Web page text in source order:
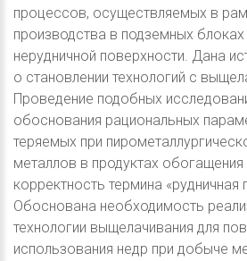
процессов, осуществляемых в
производства в подземных
нерудничной поверхности. Дана
о становлении технологий с
Проведение подобных
обоснования рациональных
теряемых при
металлов в продуктах
корректность термина «рудничная
Обоснована необходимость
технологии выщелачивания для
использования недр при добыче